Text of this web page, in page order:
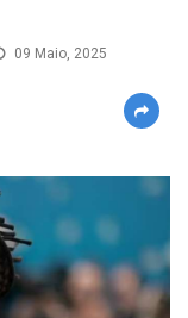
09 Maio, 2025